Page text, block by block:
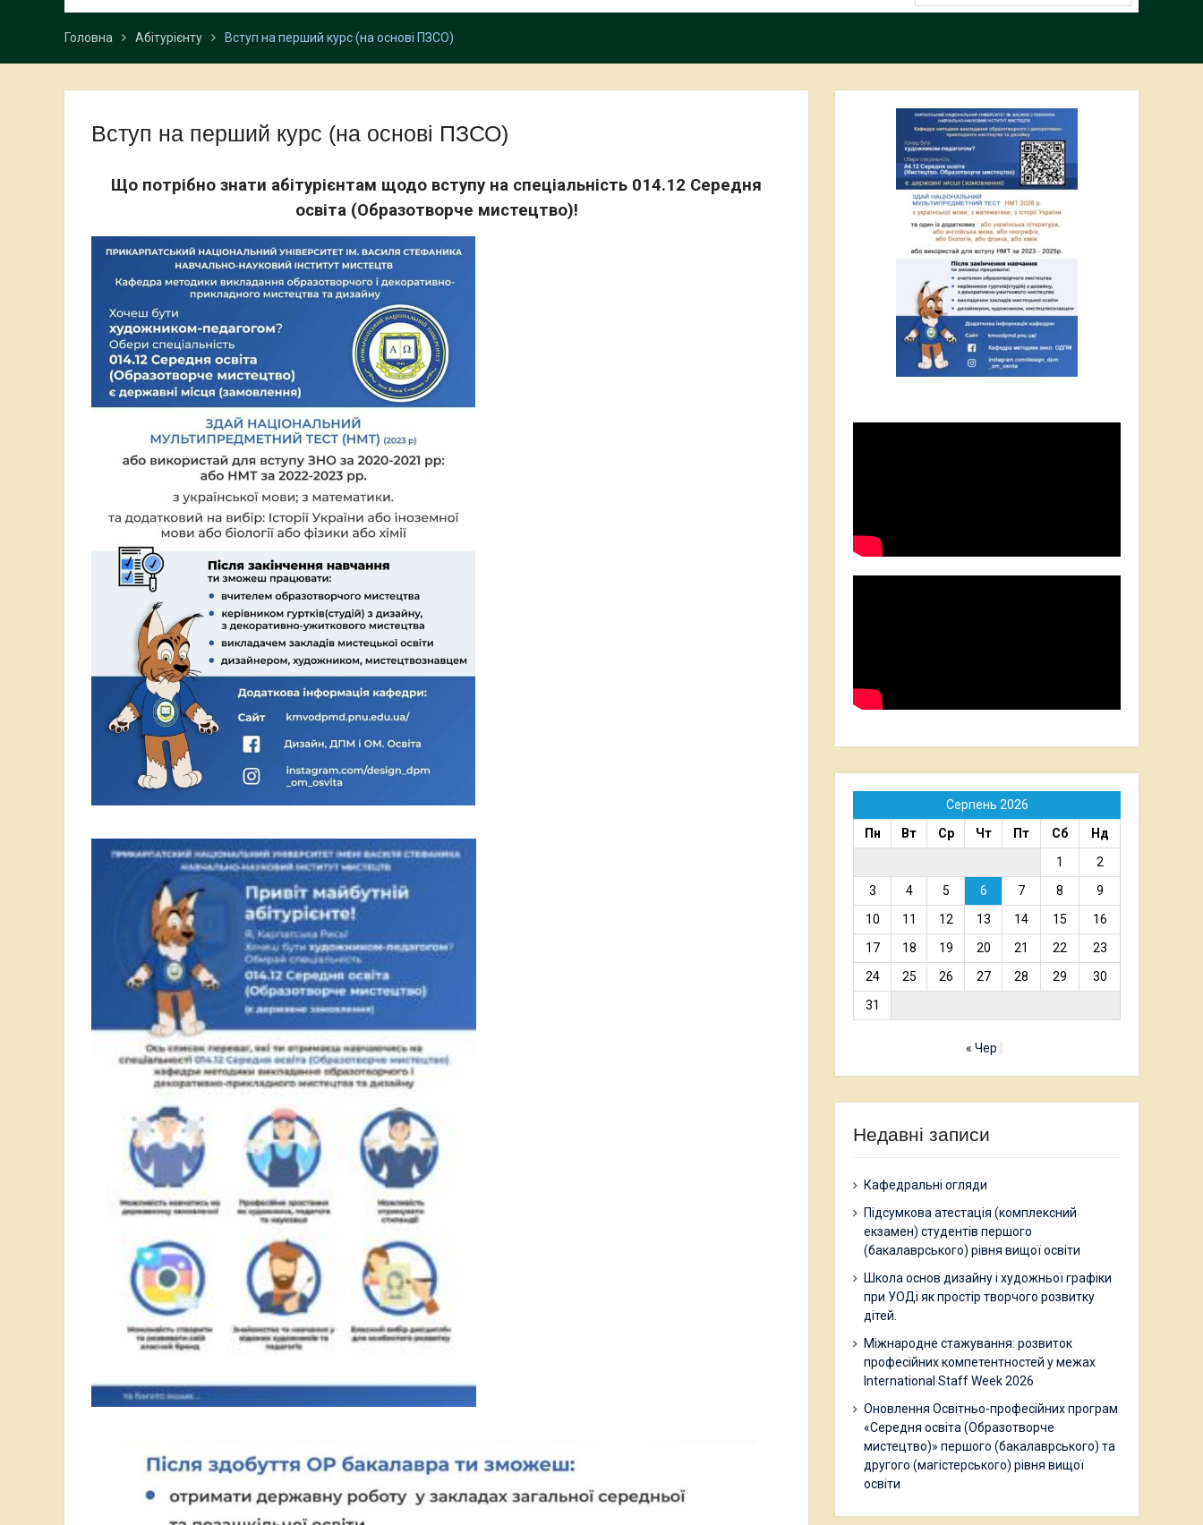
Головна Абітурієнту Вступ на перший курс (на основі ПЗСО)
Вступ на перший курс (на основі ПЗСО)
Що потрібно знати абітурієнтам щодо вступу на спеціальність 014.12 Середня
освіта (Образотворче мистецтво)!
Серпень 2026
Пн
Вт Ср Чт Пт Сб
Нд
1
2
3
4 5 6 7 8
9
10
11 12 13 14 15
16
17
18 19 20 21 22
23
24
25 26 27 28 29
30
31
« Чер
Недавні записи
Кафедральні огляди
Підсумкова атестація (комплексний
екзамен) студентів першого
(бакалаврського) рівня вищої освіти
Школа основ дизайну і художньої графіки
при УОДі як простір творчого розвитку
дітей.
Міжнародне стажування: розвиток
професійних компетентностей у межах
International Staff Week 2026
Оновлення Освітньо-професійних програм
«Середня освіта (Образотворче
мистецтво)» першого (бакалаврського) та
другого (магістерського) рівня вищої
освіти